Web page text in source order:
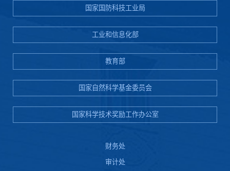
国家国防科技工业局
工业和信息化部
教育部
国家自然科学基金委员会
国家科学技术奖励工作办公室
财务处
审计处